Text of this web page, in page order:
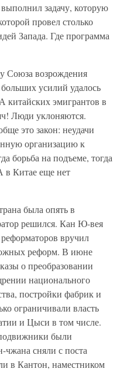
задачу, которую
провел столько
Запада. Где программа
Союза возрождения
усилий удалось
китайских эмигрантов в
Люди уклоняются.
это закон: неудачи
организацию к
борьба на подъеме, тогда
в Китае еще нет
была опять в
решился. Кан Ю-вея
вручил
реформ. В июне
о преобразовании
национального
постройки фабрик и
ограничивали власть
и Цыси в том числе.
были
сняли с поста
в Кантон, наместником